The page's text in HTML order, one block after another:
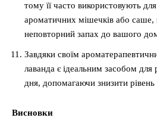
тому її часто використовують
ароматичних мішечків або
неповторний запах до вашого
Завдяки своїм
лаванда є ідеальним засобом для
дня, допомагаючи знизити рівень
Висновки